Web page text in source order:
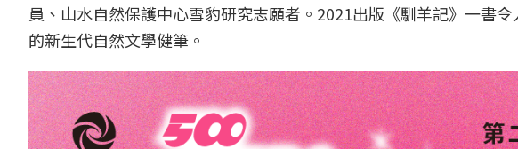
員、山水自然保護中心雪豹研究志願者。2021出版《馴羊記》一書
的新生代自然文學健筆。